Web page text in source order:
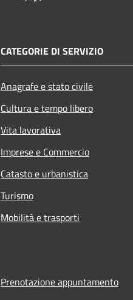
CATEGORIE DI SERVIZIO
Anagrafe e stato civile
Cultura e tempo libero
Vita lavorativa
Imprese e Commercio
Catasto e urbanistica
Turismo
Mobilità e trasporti
Prenotazione appuntamento